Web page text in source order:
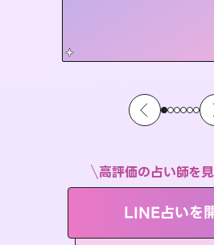
高評価の占い師を
LINE占いを